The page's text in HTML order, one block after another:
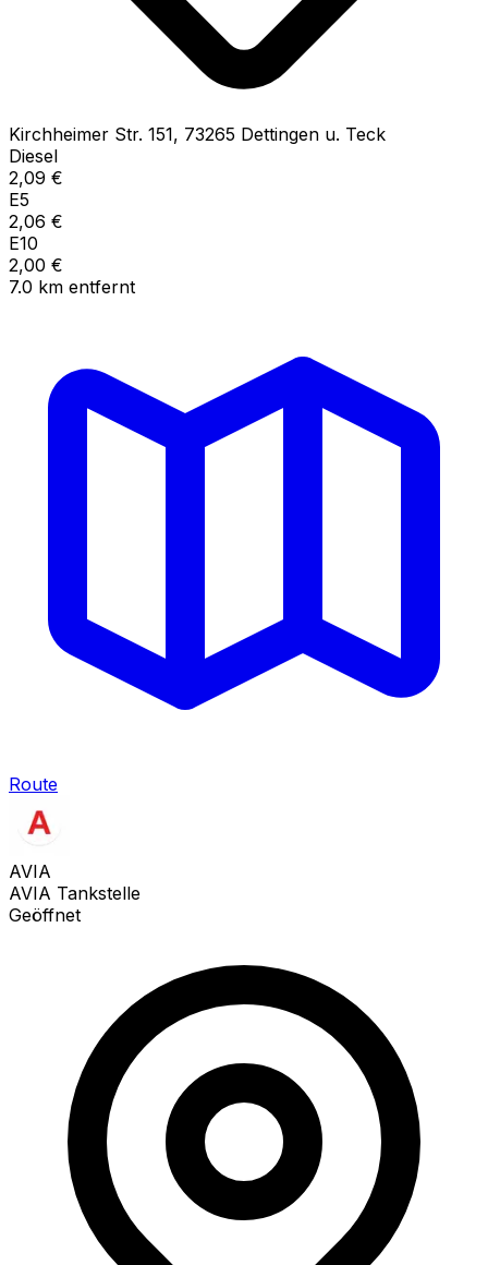
Kirchheimer Str. 151, 73265 Dettingen u. Teck
Diesel
2,09 €
E5
2,06 €
E10
2,00 €
7.0 km entfernt
Route
AVIA
AVIA Tankstelle
Geöffnet